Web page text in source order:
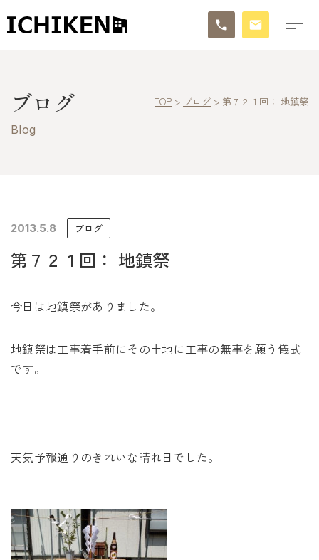
ブログ
イチケンの家づくり
モデルハウス
会社情報
ブログ
Blog
TOP > ブログ > 第７２１回： 地鎮祭
2013.5.8 ブログ
第７２１回： 地鎮祭
今日は地鎮祭がありました。
地鎮祭は工事着手前にその土地に工事の無事を願う儀式
です。
天気予報通りのきれいな晴れ日でした。